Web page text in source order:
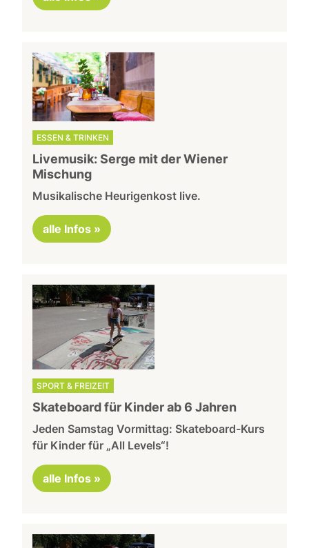
ESSEN & TRINKEN
Livemusik: Serge mit der Wiener
Mischung
Musikalische Heurigenkost live.
alle Infos »
SPORT & FREIZEIT
Skateboard für Kinder ab 6 Jahren
Jeden Samstag Vormittag: Skateboard-Kurs
für Kinder für „All Levels“!
alle Infos »